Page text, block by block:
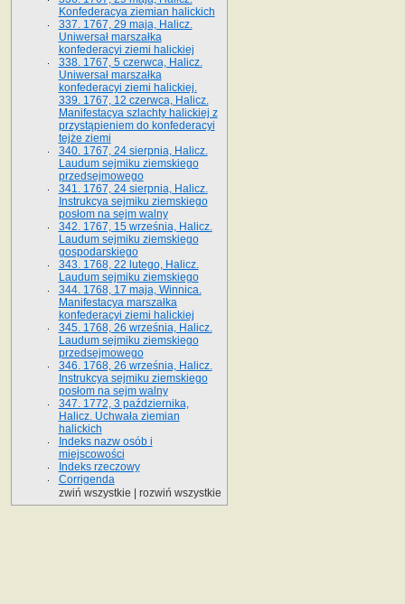
Konfederacya ziemian halickich
337. 1767, 29 maja, Halicz.
Uniwersał marszałka
konfederacyi ziemi halickiej
338. 1767, 5 czerwca, Halicz.
Uniwersał marszałka
konfederacyi ziemi halickiej.
339. 1767, 12 czerwca, Halicz.
Manifestacya szlachty halickiej z
przystąpieniem do konfederacyi
tejże ziemi
340. 1767, 24 sierpnia, Halicz.
Laudum sejmiku ziemskiego
przedsejmowego
341. 1767, 24 sierpnia, Halicz.
Instrukcya sejmiku ziemskiego
posłom na sejm walny
342. 1767, 15 września, Halicz.
Laudum sejmiku ziemskiego
gospodarskiego
343. 1768, 22 lutego, Halicz.
Laudum sejmiku ziemskiego
344. 1768, 17 maja, Winnica.
Manifestacya marszałka
konfederacyi ziemi halickiej
345. 1768, 26 września, Halicz.
Laudum sejmiku ziemskiego
przedsejmowego
346. 1768, 26 września, Halicz.
Instrukcya sejmiku ziemskiego
posłom na sejm walny
347. 1772, 3 października,
Halicz. Uchwała ziemian
halickich
Indeks nazw osób i
miejscowości
Indeks rzeczowy
Corrigenda
zwiń wszystkie
rozwiń wszystkie